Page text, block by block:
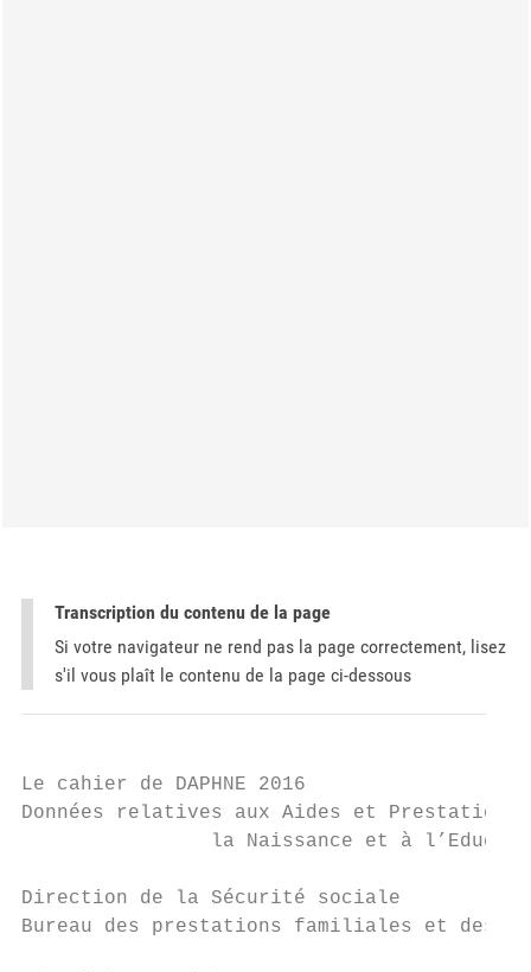
Transcription du contenu de la page
Si votre navigateur ne rend pas la page correctement, lisez
s'il vous plaît le contenu de la page ci-dessous
Le cahier de DAPHNE 2016
Données relatives aux Aides et
la Naissance et à
Direction de la Sécurité sociale
Bureau des prestations familiales et des